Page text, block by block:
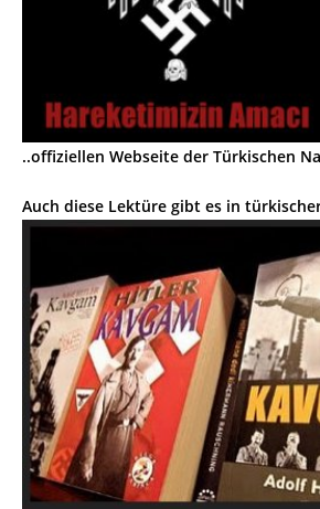
..offiziellen Webseite der Türkischen
Auch diese Lektüre gibt es in